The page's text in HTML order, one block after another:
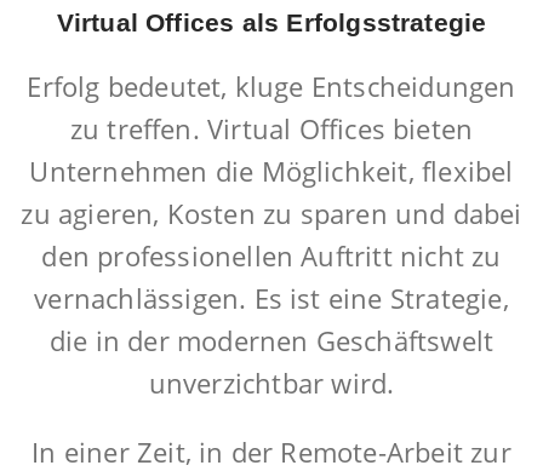
Virtual Offices als Erfolgsstrategie
Erfolg bedeutet, kluge Entscheidungen
zu treffen. Virtual Offices bieten
Unternehmen die Möglichkeit, flexibel
zu agieren, Kosten zu sparen und dabei
den professionellen Auftritt nicht zu
vernachlässigen. Es ist eine Strategie,
die in der modernen Geschäftswelt
unverzichtbar wird.
In einer Zeit, in der Remote-Arbeit zur